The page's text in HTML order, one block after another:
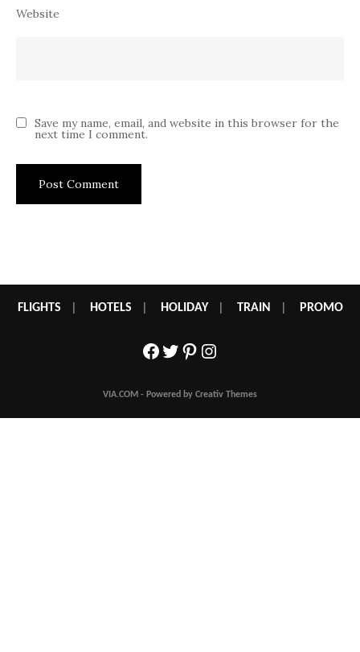
Website
Save my name, email, and website in this browser for the
next time I comment.
FLIGHTS HOTELS HOLIDAY| TRAIN PROMO
Facebook
Twitter
Pinterest
Instagram
VIA.COM - Powered by Creativ Themes